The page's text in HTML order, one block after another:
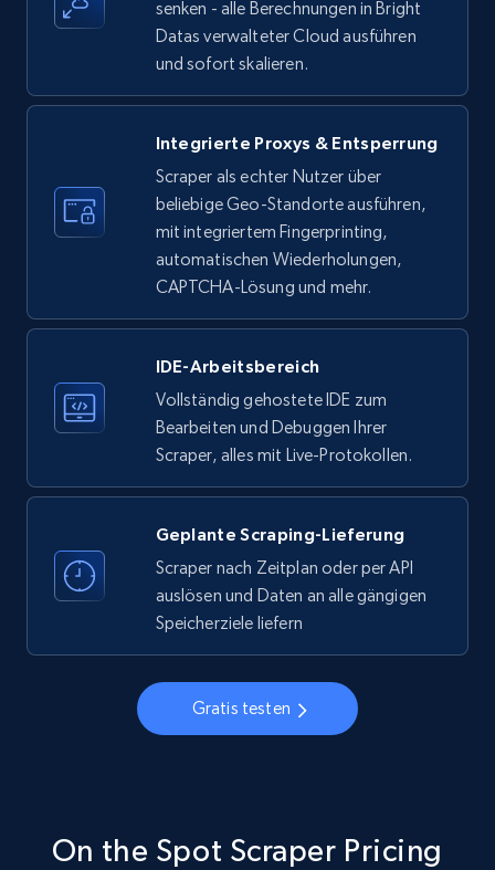
Title, Seller name, Brand, Description, Initial
price, Currency, Availability, Reviews count, and
LinkedIn company information
ID, Name, Country code, Locations, Followers,
Employees in linkedin, About, Specialties, and
3.5K+ Gratis testen
business account, Is professional account, Is
verified, and more.
3.5K+ Gratis testen
Instagram - Profiles - Collect profile
verified, and more.
senken - alle Berechnungen in Bright
Datas verwalteter Cloud ausführen
und sofort skalieren.
Integrierte Proxys & Entsperrung
Scraper als echter Nutzer über
beliebige Geo-Standorte ausführen,
mit integriertem Fingerprinting,
automatischen Wiederholungen,
CAPTCHA-Lösung und mehr.
IDE-Arbeitsbereich
Vollständig gehostete IDE zum
Bearbeiten und Debuggen Ihrer
Scraper, alles mit Live-Protokollen.
Geplante Scraping-Lieferung
Scraper nach Zeitplan oder per API
auslösen und Daten an alle gängigen
Speicherziele liefern
Gratis testen
On the Spot Scraper Pricing